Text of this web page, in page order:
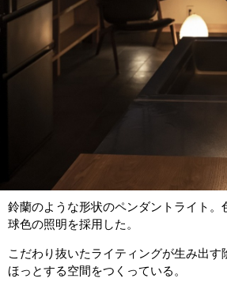
鈴蘭のような形状のペンダントライト。
球色の照明を採用した。
こだわり抜いたライティングが生み出す
ほっとする空間をつくっている。